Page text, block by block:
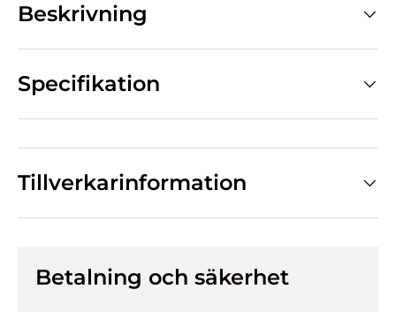
Beskrivning
Specifikation
Tillverkarinformation
Betalning och säkerhet